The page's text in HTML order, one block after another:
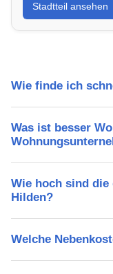
Lebensqualität,
Stadtteil ansehen
Wie finde ich
Was ist besser
Wie hoch sind
Hilden?
Welche